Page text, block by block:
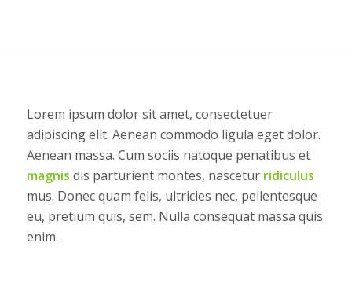
Lorem ipsum dolor sit amet, consectetuer
adipiscing elit. Aenean commodo ligula eget dolor.
Aenean massa. Cum sociis natoque penatibus et
magnis dis parturient montes, nascetur ridiculus
mus. Donec quam felis, ultricies nec, pellentesque
eu, pretium quis, sem. Nulla consequat massa quis
enim.